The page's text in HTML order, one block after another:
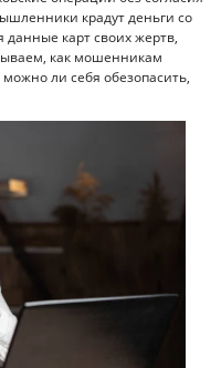
крадут деньги со
данные карт своих жертв,
как мошенникам
ли себя обезопасить,